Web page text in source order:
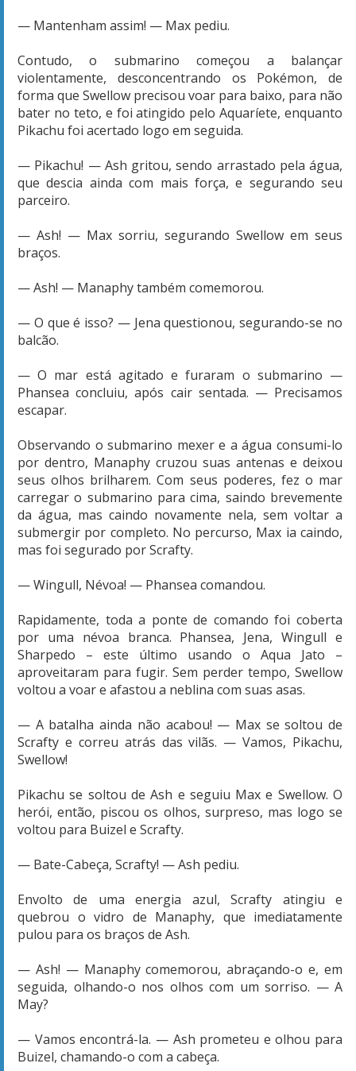
— Mantenham assim! — Max pediu.
Contudo, o submarino começou a balançar
violentamente, desconcentrando os Pokémon, de
forma que Swellow precisou voar para baixo, para não
bater no teto, e foi atingido pelo Aquaríete, enquanto
Pikachu foi acertado logo em seguida.
— Pikachu! — Ash gritou, sendo arrastado pela água,
que descia ainda com mais força, e segurando seu
parceiro.
— Ash! — Max sorriu, segurando Swellow em seus
braços.
— Ash! — Manaphy também comemorou.
— O que é isso? — Jena questionou, segurando-se no
balcão.
— O mar está agitado e furaram o submarino —
Phansea concluiu, após cair sentada. — Precisamos
escapar.
Observando o submarino mexer e a água consumi-lo
por dentro, Manaphy cruzou suas antenas e deixou
seus olhos brilharem. Com seus poderes, fez o mar
carregar o submarino para cima, saindo brevemente
da água, mas caindo novamente nela, sem voltar a
submergir por completo. No percurso, Max ia caindo,
mas foi segurado por Scrafty.
— Wingull, Névoa! — Phansea comandou.
Rapidamente, toda a ponte de comando foi coberta
por uma névoa branca. Phansea, Jena, Wingull e
Sharpedo – este último usando o Aqua Jato –
aproveitaram para fugir. Sem perder tempo, Swellow
voltou a voar e afastou a neblina com suas asas.
— A batalha ainda não acabou! — Max se soltou de
Scrafty e correu atrás das vilãs. — Vamos, Pikachu,
Swellow!
Pikachu se soltou de Ash e seguiu Max e Swellow. O
herói, então, piscou os olhos, surpreso, mas logo se
voltou para Buizel e Scrafty.
— Bate-Cabeça, Scrafty! — Ash pediu.
Envolto de uma energia azul, Scrafty atingiu e
quebrou o vidro de Manaphy, que imediatamente
pulou para os braços de Ash.
— Ash! — Manaphy comemorou, abraçando-o e, em
seguida, olhando-o nos olhos com um sorriso. — A
May?
— Vamos encontrá-la. — Ash prometeu e olhou para
Buizel, chamando-o com a cabeça.